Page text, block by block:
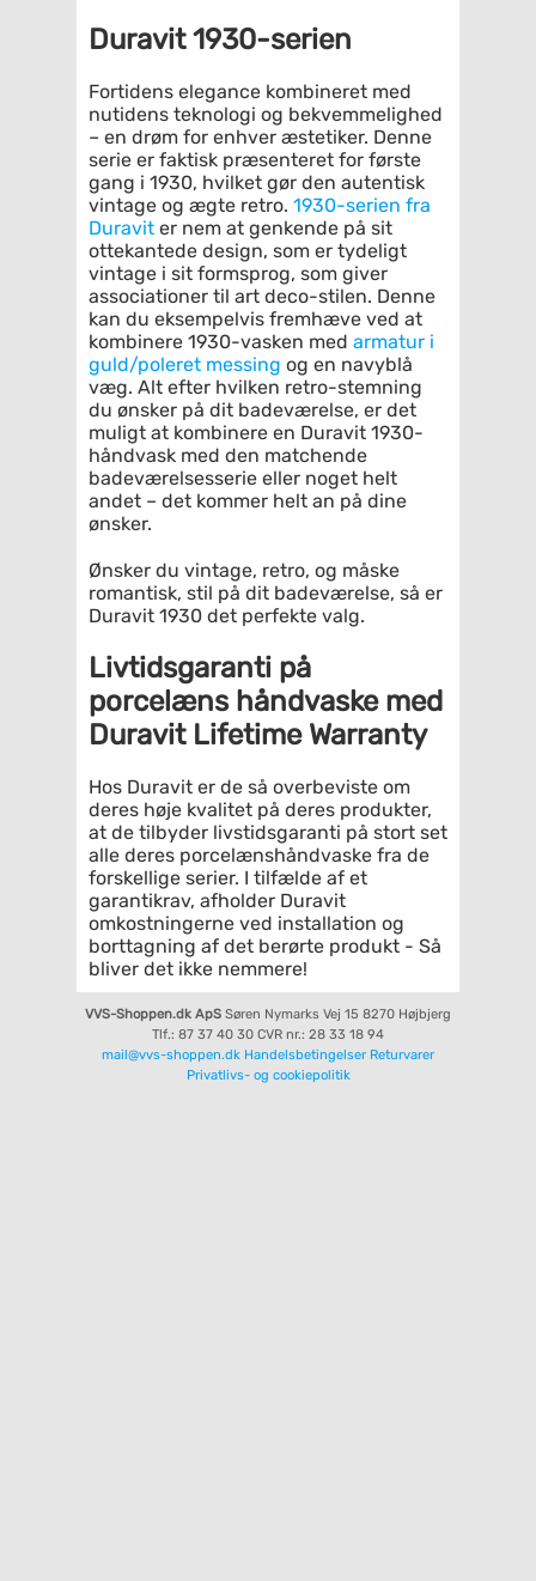
Duravit 1930-serien
Fortidens elegance kombineret med
nutidens teknologi og bekvemmelighed
– en drøm for enhver æstetiker. Denne
serie er faktisk præsenteret for første
gang i 1930, hvilket gør den autentisk
vintage og ægte retro. 1930-serien fra
Duravit er nem at genkende på sit
ottekantede design, som er tydeligt
vintage i sit formsprog, som giver
associationer til art deco-stilen. Denne
kan du eksempelvis fremhæve ved at
kombinere 1930-vasken med armatur i
guld/poleret messing og en navyblå
væg. Alt efter hvilken retro-stemning
du ønsker på dit badeværelse, er det
muligt at kombinere en Duravit 1930-
håndvask med den matchende
badeværelsesserie eller noget helt
andet – det kommer helt an på dine
ønsker.
Ønsker du vintage, retro, og måske
romantisk, stil på dit badeværelse, så er
Duravit 1930 det perfekte valg.
Livtidsgaranti på
porcelæns håndvaske med
Duravit Lifetime Warranty
Hos Duravit er de så overbeviste om
deres høje kvalitet på deres produkter,
at de tilbyder livstidsgaranti på stort set
alle deres porcelænshåndvaske fra de
forskellige serier. I tilfælde af et
garantikrav, afholder Duravit
omkostningerne ved installation og
borttagning af det berørte produkt - Så
bliver det ikke nemmere!
VVS-Shoppen.dk ApS Søren Nymarks Vej 15 8270 Højbjerg
Tlf.: 87 37 40 30 CVR nr.: 28 33 18 94
mail@vvs-shoppen.dk Handelsbetingelser Returvarer
Privatlivs- og cookiepolitik